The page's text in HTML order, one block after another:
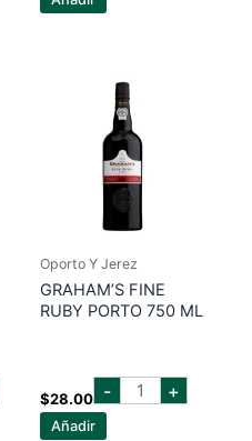
Oporto Y Jerez
GRAHAM’S FINE
RUBY PORTO 750 ML
$28.00 - graham's
fine +
Añadir